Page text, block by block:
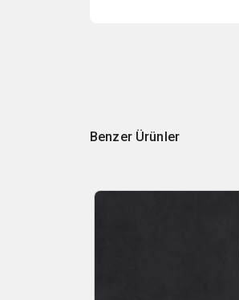
Benzer Ürünler